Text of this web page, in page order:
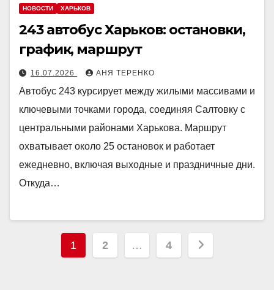
НОВОСТИ ХАРЬКОВ
243 автобус Харьков: остановки,
график, маршрут
16.07.2026 АНЯ ТЕРЕНКО
Автобус 243 курсирует между жилыми массивами и
ключевыми точками города, соединяя Салтовку с
центральными районами Харькова. Маршрут
охватывает около 25 остановок и работает
ежедневно, включая выходные и праздничные дни.
Откуда…
Пагинация
1 2 … 4